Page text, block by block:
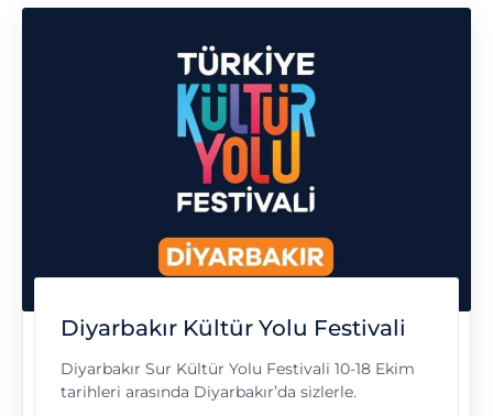
Diyarbakır Kültür Yolu Festivali
Diyarbakır Sur Kültür Yolu Festivali 10-18 Ekim
tarihleri arasında Diyarbakır’da sizlerle.